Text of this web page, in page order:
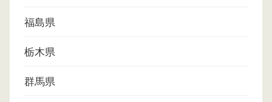
福島県
栃木県
群馬県